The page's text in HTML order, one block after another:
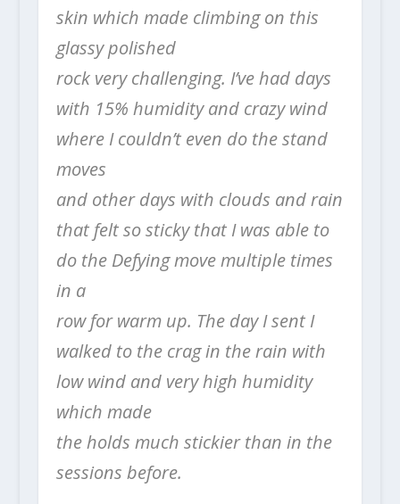
skin which made climbing on this
glassy polished
rock very challenging. I’ve had days
with 15% humidity and crazy wind
where I couldn’t even do the stand
moves
and other days with clouds and rain
that felt so sticky that I was able to
do the Defying move multiple times
in a
row for warm up. The day I sent I
walked to the crag in the rain with
low wind and very high humidity
which made
the holds much stickier than in the
sessions before.